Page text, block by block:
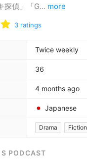
探偵」「G... more
3 ratings
Twice weekly
36
4 months ago
Japanese
Drama Fiction
PODCAST